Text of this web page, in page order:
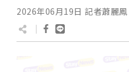
2026年06月19日 記者蕭麗